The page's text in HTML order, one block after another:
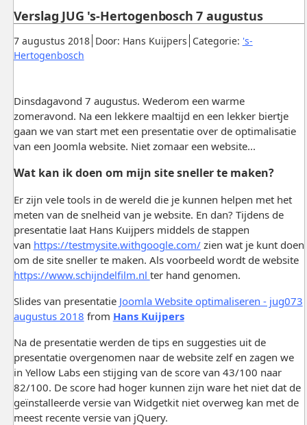
Gepubliceerd:
7 augustus 2018. Door: Hans Kuijpers. Categorie: 's-
Hertogenbosch.
Verslag JUG 's-Hertogenbosch 7 augustus
Dinsdagavond 7 augustus. Wederom een warme
zomeravond. Na een lekkere maaltijd en een lekker biertje
gaan we van start met een presentatie over de optimalisatie
van een Joomla website. Niet zomaar een website...
Wat kan ik doen om mijn site sneller te maken?
Er zijn vele tools in de wereld die je kunnen helpen met het
meten van de snelheid van je website. En dan? Tijdens de
presentatie laat Hans Kuijpers middels de stappen
van https://testmysite.withgoogle.com/zien wat je kunt doen
om de site sneller te maken. Als voorbeeld wordt de website
https://www.schijndelfilm.nl ter hand genomen.
Slides van presentatie Joomla Website optimaliseren - jug073
augustus 2018 from Hans Kuijpers
Na de presentatie werden de tips en suggesties uit de
presentatie overgenomen naar de website zelf en zagen we
in Yellow Labs een stijging van de score van 43/100 naar
82/100. De score had hoger kunnen zijn ware het niet dat de
geïnstalleerde versie van Widgetkit niet overweg kan met de
meest recente versie van jQuery.